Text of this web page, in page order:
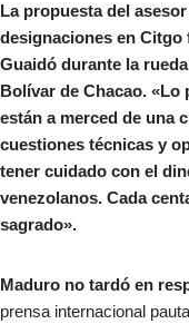
La propuesta del
designaciones en Citgo
Guaidó durante la
Bolívar de Chacao.
están a merced de una
cuestiones técnicas y
tener cuidado con el
venezolanos. Cada
sagrado».
Maduro no tardó en
prensa internacional